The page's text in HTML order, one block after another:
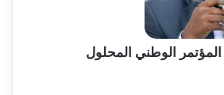
الوطني المحلول